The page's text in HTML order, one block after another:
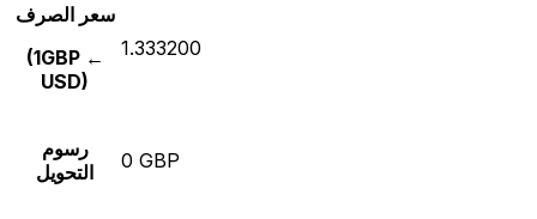
سعر الصرف
(1GBP ←
USD)
1.333200
رسوم
التحويل
0 GBP